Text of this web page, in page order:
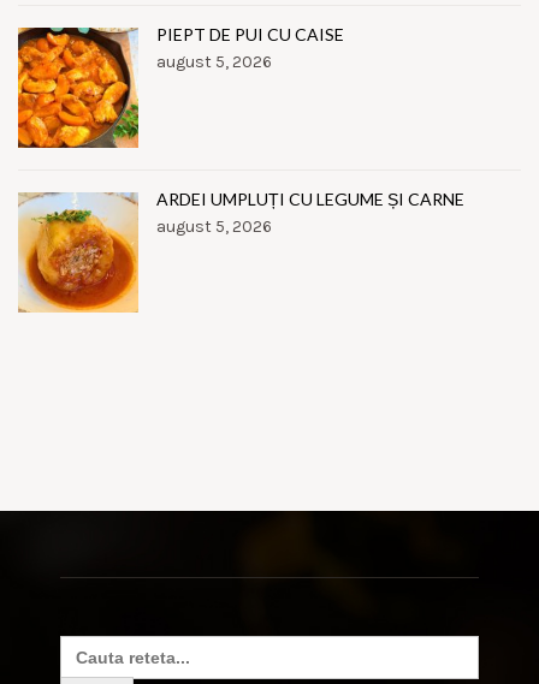
PIEPT DE PUI CU CAISE
august 5, 2026
ARDEI UMPLUȚI CU LEGUME ȘI CARNE
august 5, 2026
Search
for: